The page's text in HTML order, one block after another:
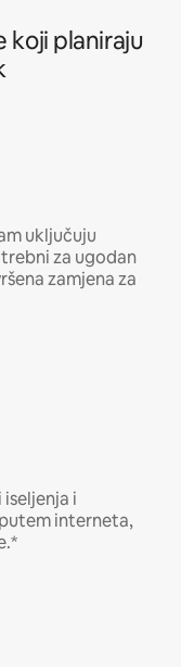
koji planiraju
uključuju
za ugodan
zamjena za
i
interneta,